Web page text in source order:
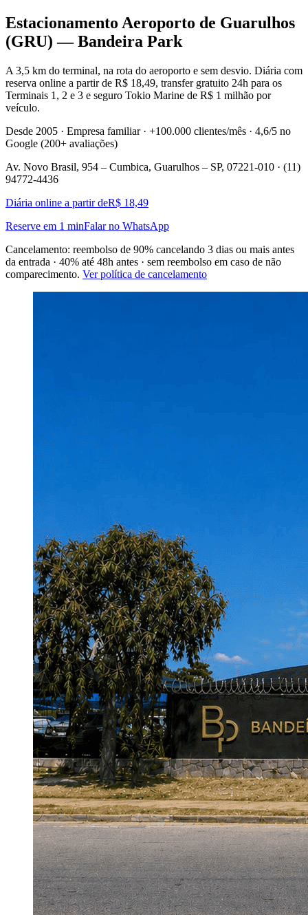
Estacionamento Aeroporto de Guarulhos
(GRU) — Bandeira Park
A 3,5 km do terminal, na rota do aeroporto e sem desvio. Diária com
reserva online a partir de R$ 18,49, transfer gratuito 24h para os
Terminais 1, 2 e 3 e seguro Tokio Marine de R$ 1 milhão por
veículo.
Desde 2005 · Empresa familiar · +100.000 clientes/mês · 4,6/5 no
Google (200+ avaliações)
Av. Novo Brasil, 954 – Cumbica, Guarulhos – SP, 07221-010 · (11)
94772-4436
Diária online a partir deR$ 18,49
Reserve em 1 minFalar no WhatsApp
Cancelamento: reembolso de 90% cancelando 3 dias ou mais antes
da entrada · 40% até 48h antes · sem reembolso em caso de não
comparecimento. Ver política de cancelamento